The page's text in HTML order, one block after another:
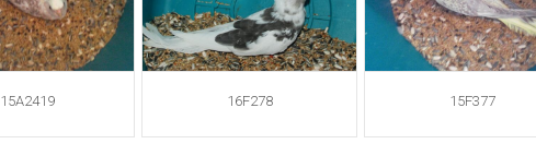
15A2419 16F278 15F377